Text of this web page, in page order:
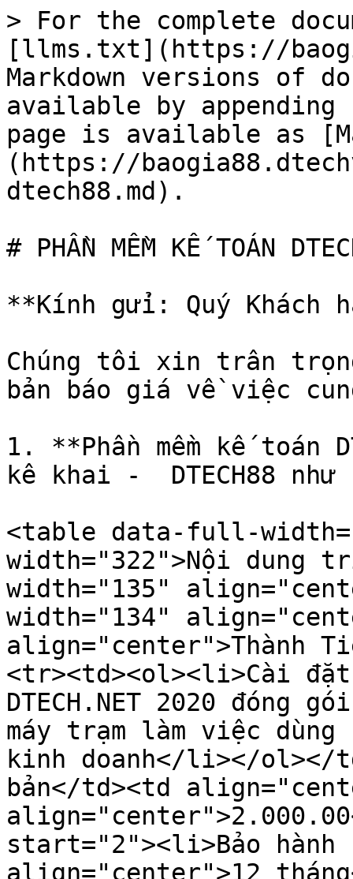
> For the complete
[llms.txt](https://
Markdown versions of
available by
page is available as
(https://
dtech88.md).
# PHẦN MỀM KẾ TOÁN
**Kính gửi: Quý Khách
Chúng tôi xin trân
bản báo giá về việc
1. **Phần mềm kế toán
kê khai -  DTECH88
<table data-full-
width="322">Nội dung
width="135"
width="134"
align="center">Thành
<tr><td><ol><li>Cài
DTECH.NET 2020 đóng
máy trạm làm việc
kinh doanh</li></ol></
bản</td><td
start="2"><li>Bảo hành
align="center">12